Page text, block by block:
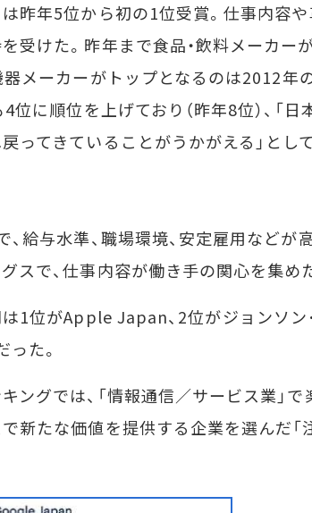
昨年5位から初の1位受賞。仕事内容や
受けた。昨年まで食品・飲料メーカー
器メーカーがトップとなるのは2012年
位に順位を上げており（昨年8位）、「
ってきていることがうかがえる」とし
給与水準、職場環境、安定雇用などが
スで、仕事内容が働き手の関心を集め
1位がApple Japan、2位がジョンソン･
った。
ングでは、「情報通信／サービス業」
新たな価値を提供する企業を選んだ「